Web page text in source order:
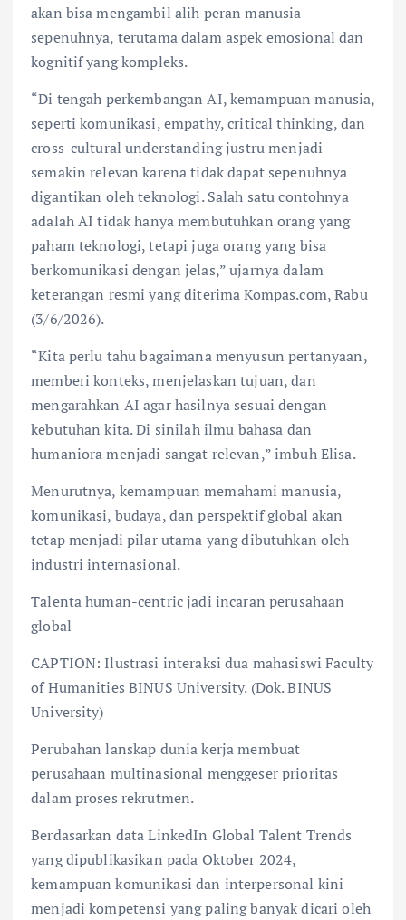
akan bisa mengambil alih peran manusia
sepenuhnya, terutama dalam aspek emosional dan
kognitif yang kompleks.
“Di tengah perkembangan AI, kemampuan manusia,
seperti komunikasi, empathy, critical thinking, dan
cross-cultural understanding justru menjadi
semakin relevan karena tidak dapat sepenuhnya
digantikan oleh teknologi. Salah satu contohnya
adalah AI tidak hanya membutuhkan orang yang
paham teknologi, tetapi juga orang yang bisa
berkomunikasi dengan jelas,” ujarnya dalam
keterangan resmi yang diterima Kompas.com, Rabu
(3/6/2026).
“Kita perlu tahu bagaimana menyusun pertanyaan,
memberi konteks, menjelaskan tujuan, dan
mengarahkan AI agar hasilnya sesuai dengan
kebutuhan kita. Di sinilah ilmu bahasa dan
humaniora menjadi sangat relevan,” imbuh Elisa.
Menurutnya, kemampuan memahami manusia,
komunikasi, budaya, dan perspektif global akan
tetap menjadi pilar utama yang dibutuhkan oleh
industri internasional.
Talenta human-centric jadi incaran perusahaan
global
CAPTION: Ilustrasi interaksi dua mahasiswi Faculty
of Humanities BINUS University. (Dok. BINUS
University)
Perubahan lanskap dunia kerja membuat
perusahaan multinasional menggeser prioritas
dalam proses rekrutmen.
Berdasarkan data LinkedIn Global Talent Trends
yang dipublikasikan pada Oktober 2024,
kemampuan komunikasi dan interpersonal kini
menjadi kompetensi yang paling banyak dicari oleh